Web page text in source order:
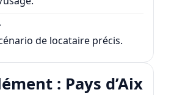
de locataire précis.
: Pays d’Aix